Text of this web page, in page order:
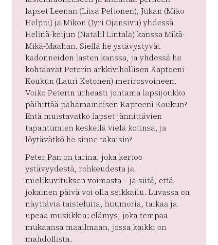
lapset Leenan (Liisa Peltonen), Jukan (Miko
Helppi) ja Mikon (Jyri Ojansivu) yhdessä
Helinä-keijun (Natalil Lintala) kanssa Mikä-
Mikä-Maahan. Siellä he ystävystyvät
kadonneiden lasten kanssa, ja yhdessä he
kohtaavat Peterin arkkivihollisen Kapteeni
Koukun (Lauri Ketonen) merirosvoineen.
Voiko Peterin urheasti johtama lapsijoukko
päihittää pahamaineisen Kapteeni Koukun?
Entä muistavatko lapset jännittävien
tapahtumien keskellä vielä kotinsa, ja
löytävätkö he sinne takaisin?
Peter Pan on tarina, joka kertoo
ystävyydestä, rohkeudesta ja
mielikuvituksen voimasta – ja siitä, että
jokainen päivä voi olla seikkailu. Luvassa on
näyttäviä taisteluita, huumoria, taikaa ja
upeaa musiikkia; elämys, joka tempaa
mukaansa maailmaan, jossa kaikki on
mahdollista.